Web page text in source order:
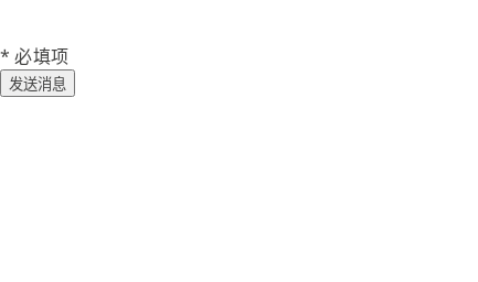
* 必填项
发送消息